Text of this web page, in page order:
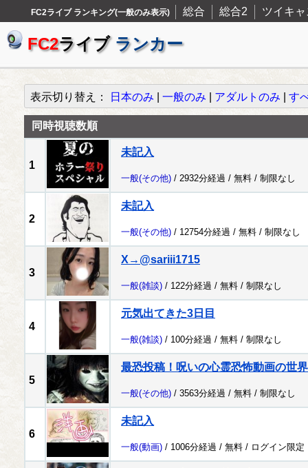
FC2ライブ ランキング(一般のみ表示) 総合 総合2 ツイキャ
FC2ライブ ランカー
表示切り替え： 日本のみ 一般のみ アダルトのみ す
同時視聴数順
1
未記入
一般(その他) / 2932分経過 / 無料 / 制限なし
2
未記入
一般(その他) / 12754分経過 / 無料 / 制限なし
3
X→@sariii1715
一般(雑談) / 122分経過 / 無料 / 制限なし
4
元気出てきた3日目
一般(雑談) / 100分経過 / 無料 / 制限なし
5
最恐投稿！呪いの心霊恐怖動画の世界
一般(その他) / 3563分経過 / 無料 / 制限なし
6
未記入
一般(動画) / 1006分経過 / 無料 / ログイン限定